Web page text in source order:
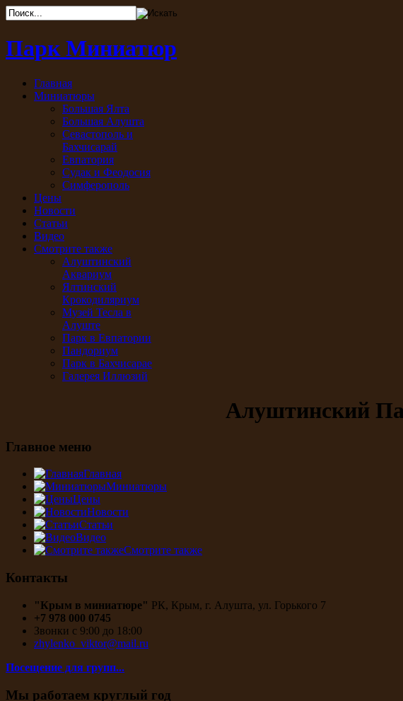
Парк Миниатюр
Главная
Миниатюры
Большая Ялта
Большая Алушта
Севастополь и
Бахчисарай
Евпатория
Судак и Феодосия
Симферополь
Цены
Новости
Статьи
Видео
Смотрите также
Алуштинский
Аквариум
Ялтинский
Крокодиляриум
Музей Тесла в
Алуште
Парк в Евпатории
Пандориум
Парк в Бахчисарае
Галерея Иллюзий
Алуштинский
Главное меню
Главная
Миниатюры
Цены
Новости
Статьи
Видео
Смотрите также
Контакты
"Крым в миниатюре" РК, Крым, г. Алушта, ул. Горького 7
+7 978 000 0745
Звонки с 9:00 до 18:00
zhylenko_viktor@mail.ru
Посещение для групп...
Мы работаем круглый год